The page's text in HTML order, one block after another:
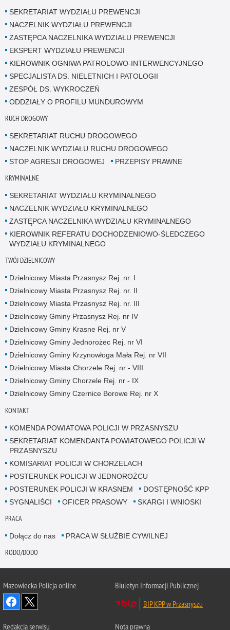
SEKRETARIAT WYDZIAŁU PREWENCJI
NACZELNIK WYDZIAŁU PREWENCJI
ZASTĘPCA NACZELNIKA WYDZIAŁU PREWENCJI
EKSPERT WYDZIAŁU PREWENCJI
KIEROWNIK OGNIWA PATROLOWO-INTERWENCYJNEGO
SPECJALISTA DS. NIELETNICH I PATOLOGII
ZESPÓŁ DS. WYKROCZEŃ
ODDZIAŁY O PROFILU MUNDUROWYM
RUCH DROGOWY
SEKRETARIAT RUCHU DROGOWEGO
NACZELNIK WYDZIAŁU RUCHU DROGOWEGO
STOP AGRESJI DROGOWEJ
PRZEPISY PRAWNE
KRYMINALNE
SEKRETARIAT WYDZIAŁU KRYMINALNEGO
NACZELNIK WYDZIAŁU KRYMINALNEGO
ZASTĘPCA NACZELNIKA WYDZIAŁU KRYMINALNEGO
KIEROWNIK REFERATU DOCHODZENIOWO-ŚLEDCZEGO
WYDZIAŁU KRYMINALNEGO
TWÓJ DZIELNICOWY
Dzielnicowy Miasta Przasnysz Rej. nr. I
Dzielnicowy Miasta Przasnysz Rej. nr. II
Dzielnicowy Miasta Przasnysz Rej. nr. III
Dzielnicowy Gminy Przasnysz Rej. nr IV
Dzielnicowy Gminy Krasne Rej. nr V
Dzielnicowy Gminy Jednorożec Rej. nr VI
Dzielnicowy Gminy Krzynowłoga Mała Rej. nr VII
Dzielnicowy Miasta Chorzele Rej. nr - VIII
Dzielnicowy Gminy Chorzele Rej. nr - IX
Dzielnicowy Gminy Czernice Borowe Rej. nr X
KONTAKT
KOMENDA POWIATOWA POLICJI W PRZASNYSZU
SEKRETARIAT KOMENDANTA POWIATOWEGO POLICJI W
PRZASNYSZU
KOMISARIAT POLICJI W CHORZELACH
POSTERUNEK POLICJI W JEDNOROŻCU
POSTERUNEK POLICJI W KRASNEM
DOSTĘPNOŚĆ KPP
SYGNALIŚCI
OFICER PRASOWY SKARGI I WNIOSKI
PRACA
Dołącz do nas PRACA W SŁUŻBIE CYWILNEJ
RODO/DODO
Mazowiecka Policja online
Biuletyn Informacji Publicznej
BIP KPP w Przasnyszu
Redakcja serwisu Nota prawna